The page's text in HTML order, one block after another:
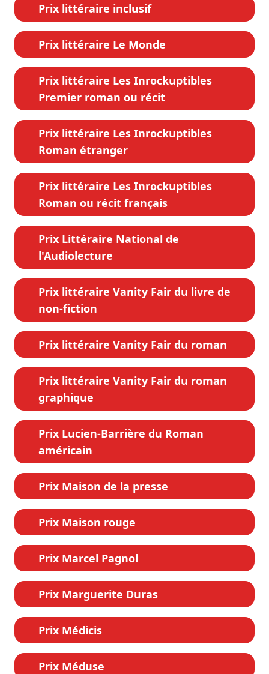
Prix littéraire inclusif
Prix littéraire Le Monde
Prix littéraire Les Inrockuptibles
Premier roman ou récit
Prix littéraire Les Inrockuptibles
Roman étranger
Prix littéraire Les Inrockuptibles
Roman ou récit français
Prix Littéraire National de
l'Audiolecture
Prix littéraire Vanity Fair du livre de
non-fiction
Prix littéraire Vanity Fair du roman
Prix littéraire Vanity Fair du roman
graphique
Prix Lucien-Barrière du Roman
américain
Prix Maison de la presse
Prix Maison rouge
Prix Marcel Pagnol
Prix Marguerite Duras
Prix Médicis
Prix Méduse